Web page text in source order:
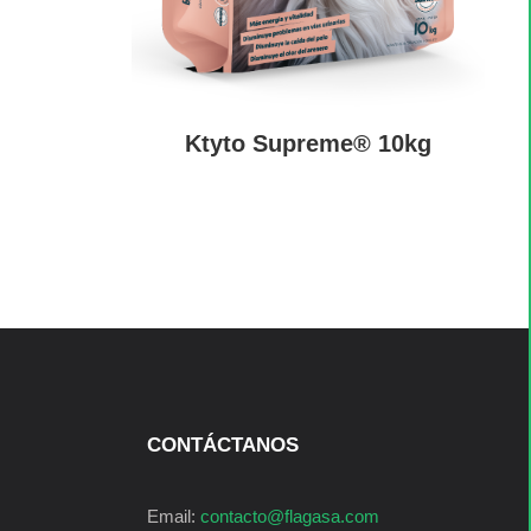
Ktyto Supreme® 10kg
CONTÁCTANOS
Email: contacto@flagasa.com